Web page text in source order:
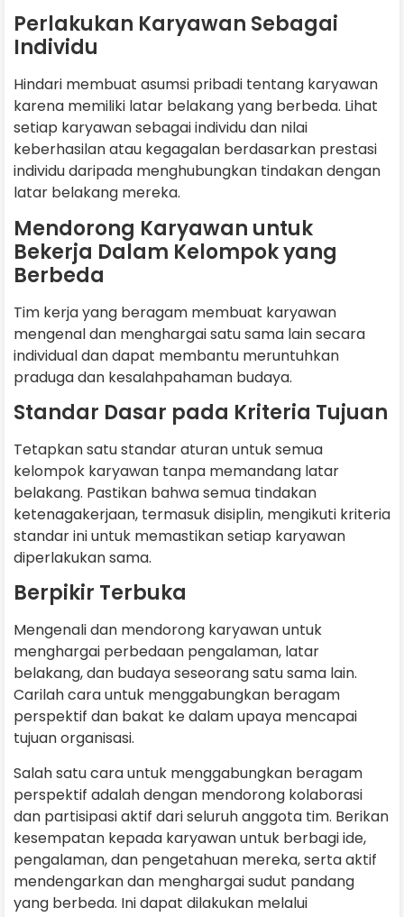
Perlakukan Karyawan Sebagai
Individu
Hindari membuat asumsi pribadi tentang karyawan
karena memiliki latar belakang yang berbeda. Lihat
setiap karyawan sebagai individu dan nilai
keberhasilan atau kegagalan berdasarkan prestasi
individu daripada menghubungkan tindakan dengan
latar belakang mereka.
Mendorong Karyawan untuk
Bekerja Dalam Kelompok yang
Berbeda
Tim kerja yang beragam membuat karyawan
mengenal dan menghargai satu sama lain secara
individual dan dapat membantu meruntuhkan
praduga dan kesalahpahaman budaya.
Standar Dasar pada Kriteria Tujuan
Tetapkan satu standar aturan untuk semua
kelompok karyawan tanpa memandang latar
belakang. Pastikan bahwa semua tindakan
ketenagakerjaan, termasuk disiplin, mengikuti kriteria
standar ini untuk memastikan setiap karyawan
diperlakukan sama.
Berpikir Terbuka
Mengenali dan mendorong karyawan untuk
menghargai perbedaan pengalaman, latar
belakang, dan budaya seseorang satu sama lain.
Carilah cara untuk menggabungkan beragam
perspektif dan bakat ke dalam upaya mencapai
tujuan organisasi.
Salah satu cara untuk menggabungkan beragam
perspektif adalah dengan mendorong kolaborasi
dan partisipasi aktif dari seluruh anggota tim. Berikan
kesempatan kepada karyawan untuk berbagi ide,
pengalaman, dan pengetahuan mereka, serta aktif
mendengarkan dan menghargai sudut pandang
yang berbeda. Ini dapat dilakukan melalui